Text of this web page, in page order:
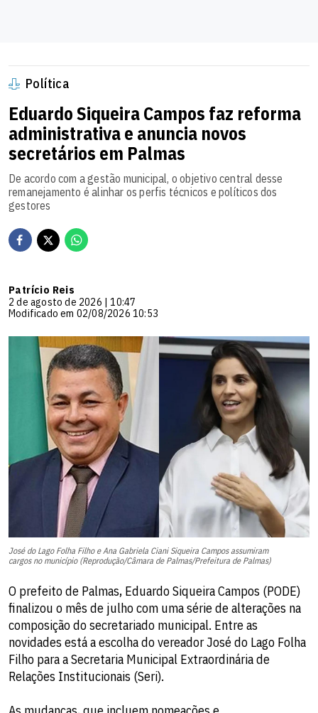
Política
Eduardo Siqueira Campos faz reforma
administrativa e anuncia novos
secretários em Palmas
De acordo com a gestão municipal, o objetivo central desse
remanejamento é alinhar os perfis técnicos e políticos dos
gestores
Patrício Reis
2 de agosto de 2026 | 10:47
Modificado em 02/08/2026 10:53
José do Lago Folha Filho e Ana Gabriela Ciani Siqueira Campos assumiram
cargos no município (Reprodução/Câmara de Palmas/Prefeitura de Palmas)
O prefeito de Palmas, Eduardo Siqueira Campos (PODE)
finalizou o mês de julho com uma série de alterações na
composição do secretariado municipal. Entre as
novidades está a escolha do vereador José do Lago Folha
Filho para a Secretaria Municipal Extraordinária de
Relações Institucionais (Seri).